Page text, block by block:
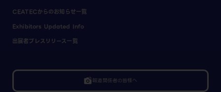
CEATECからのお知らせ一覧
Exhibitors Updated Info
出展者プレスリリース一覧
linked_camera報道関係者の皆様へ